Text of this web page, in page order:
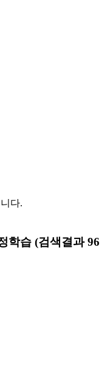
다.
학습 (검색결과 96